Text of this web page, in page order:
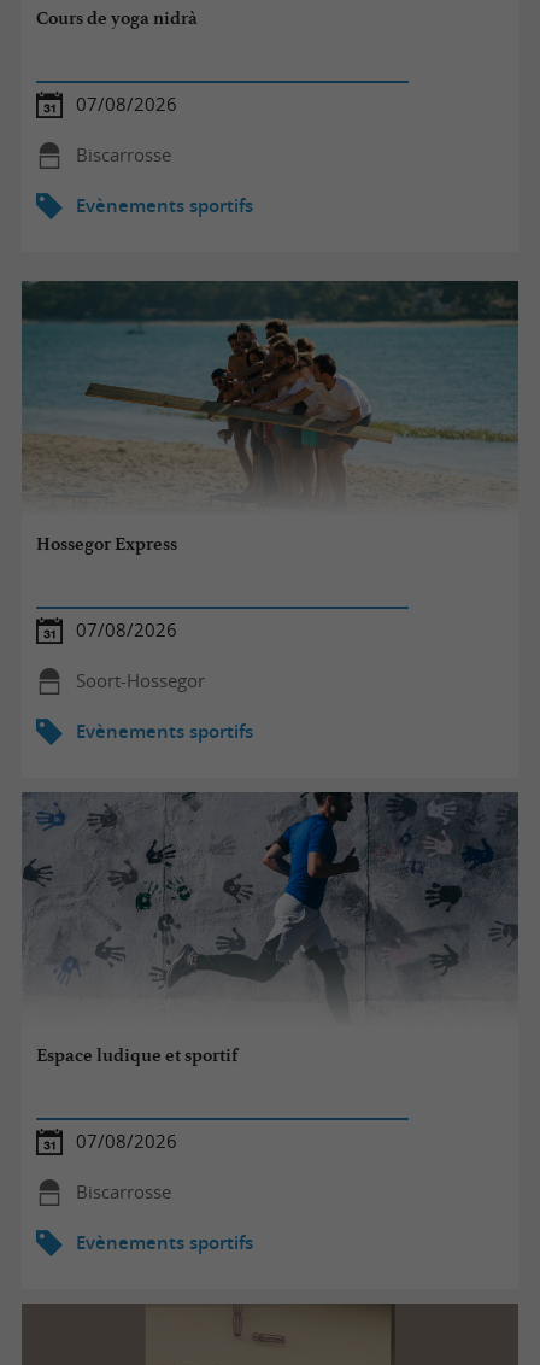
Cours de yoga nidrà
07/08/2026
Biscarrosse
Evènements sportifs
Hossegor Express
07/08/2026
Soort-Hossegor
Evènements sportifs
Espace ludique et sportif
07/08/2026
Biscarrosse
Evènements sportifs